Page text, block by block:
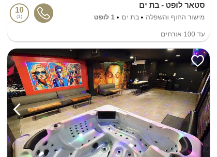
סטאר לופט - בת ים
מישור החוף והשפלה בת ים 1 לופט
10
1
עד 100 אורחים